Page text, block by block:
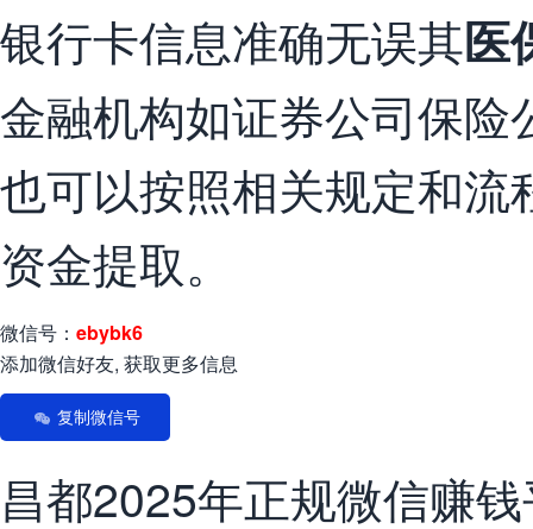
银行卡信息准确无误其医
金融机构如证券公司保
也可以按照相关规定和
资金提取。
微信号： ebybk6
添加微信好友, 获取更多信息
复制微信号
昌都2025年正规微信赚